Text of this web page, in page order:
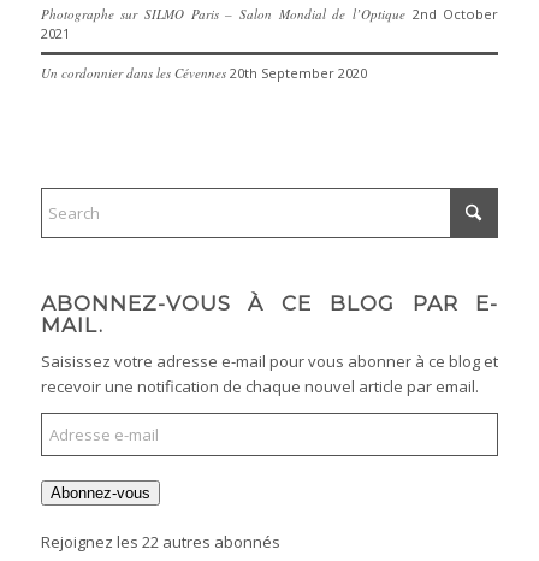
Photographe sur SILMO Paris – Salon Mondial de l’Optique 2nd October
2021
Un cordonnier dans les Cévennes 20th September 2020
ABONNEZ-VOUS À CE BLOG PAR E-
MAIL.
Saisissez votre adresse e-mail pour vous abonner à ce blog et
recevoir une notification de chaque nouvel article par email.
Abonnez-vous
Rejoignez les 22 autres abonnés